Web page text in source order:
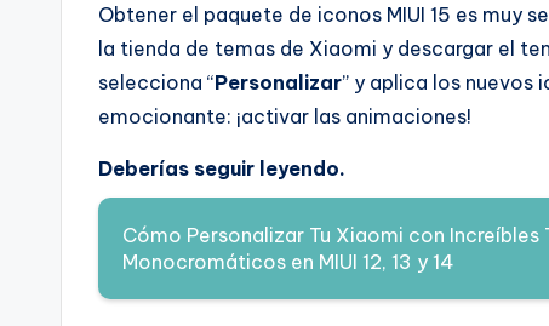
Obtener el paquete de iconos MIUI 15 es muy
la tienda de temas de Xiaomi y descargar el
selecciona “Personalizar” y aplica los nuevos
emocionante: ¡activar las animaciones!
Deberías seguir leyendo.
Cómo Personalizar Tu Xiaomi con Increíbles
Monocromáticos en MIUI 12, 13 y 14